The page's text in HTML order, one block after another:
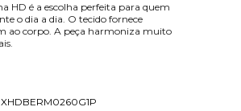
HD é a escolha perfeita para quem
o dia a dia. O tecido fornece
ao corpo. A peça harmoniza muito
XHDBERM0260G1P